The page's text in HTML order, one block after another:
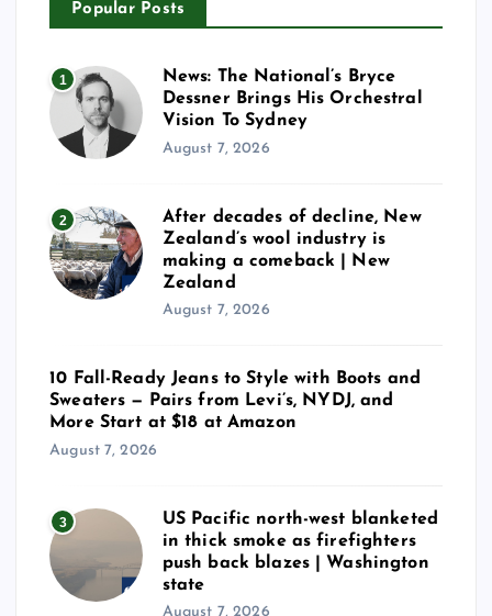
Popular Posts
1
News: The National’s Bryce
Dessner Brings His Orchestral
Vision To Sydney
August 7, 2026
2
After decades of decline, New
Zealand’s wool industry is
making a comeback | New
Zealand
August 7, 2026
10 Fall-Ready Jeans to Style with Boots and
Sweaters — Pairs from Levi’s, NYDJ, and
More Start at $18 at Amazon
August 7, 2026
3
US Pacific north-west blanketed
in thick smoke as firefighters
push back blazes | Washington
state
August 7, 2026